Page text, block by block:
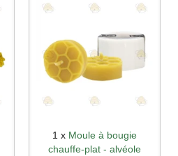
1 x Moule à bougie
chauffe-plat - alvéole